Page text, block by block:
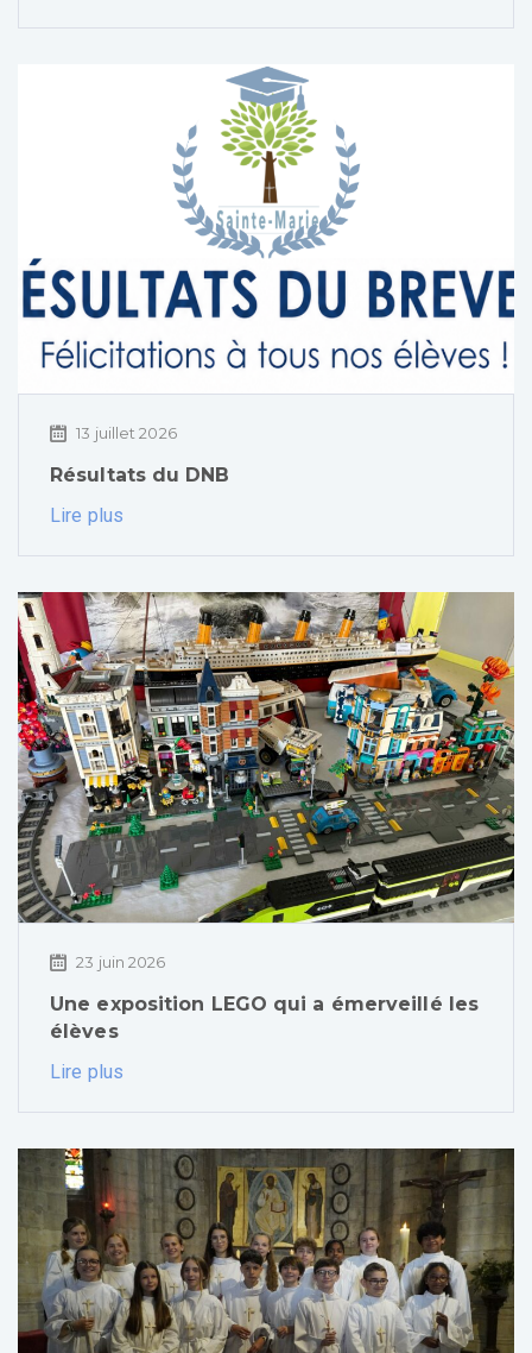
13 juillet 2026
Résultats du DNB
Lire plus
23 juin 2026
Une exposition LEGO qui a émerveillé les
élèves
Lire plus